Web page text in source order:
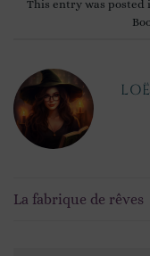
This entry was posted
LOË
La fabrique de rêves